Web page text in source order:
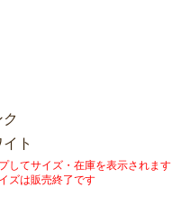
ク
ト
してサイズ・在庫を表示されます
ズは販売終了です